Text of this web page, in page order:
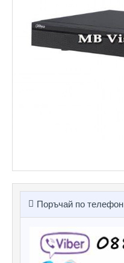
Поръчай по телефон